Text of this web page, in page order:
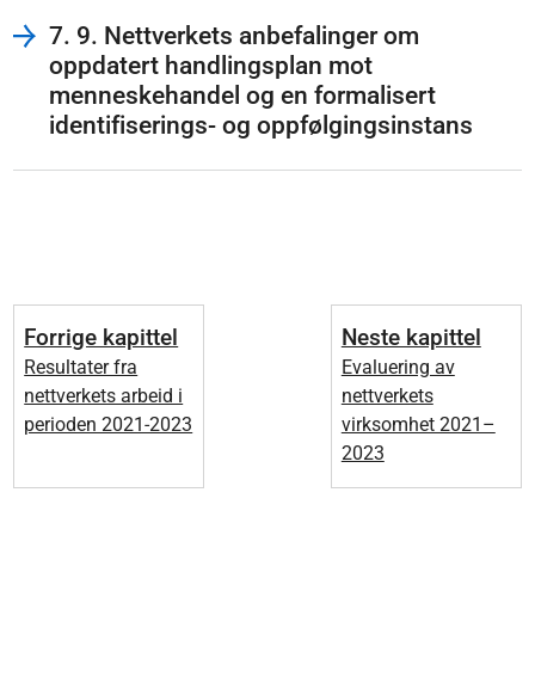
7. 9. Nettverkets anbefalinger om
oppdatert handlingsplan mot
menneskehandel og en formalisert
identifiserings- og oppfølgingsinstans
Forrige kapittel
Resultater fra
nettverkets arbeid i
perioden 2021-2023
Neste kapittel
Evaluering av
nettverkets
virksomhet 2021–
2023